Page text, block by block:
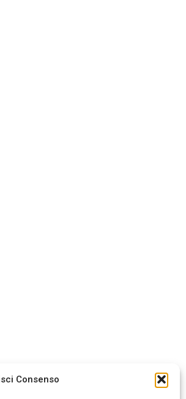
Consenso